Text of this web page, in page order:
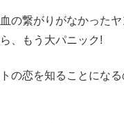
の繋がりがなかったヤ
、もう大パニック!
の恋を知ることにな